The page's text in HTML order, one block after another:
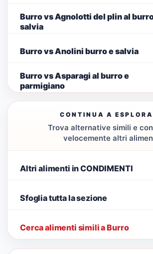
Burro vs Agnolotti del plin al
salvia
Burro vs Anolini burro e salvia
Burro vs Asparagi al burro e
parmigiano
CONTINUA A
Trova alternative simili e
velocemente altri
Altri alimenti in CONDIMENTI
Sfoglia tutta la sezione
Cerca alimenti simili a Burro